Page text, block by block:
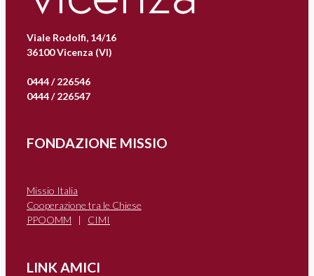
Viale Rodolfi, 14/16
36100 Vicenza (VI)
0444 / 226546
0444 / 226547
FONDAZIONE MISSIO
Missio Italia
Cooperazione tra le Chiese
PPOOMM | CIMI
LINK AMICI